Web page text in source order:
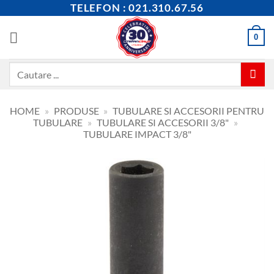
content
TELEFON : 021.310.67.56
0
HOME » PRODUSE » TUBULARE SI ACCESORII PENTRU
TUBULARE » TUBULARE SI ACCESORII 3/8" »
TUBULARE IMPACT 3/8"